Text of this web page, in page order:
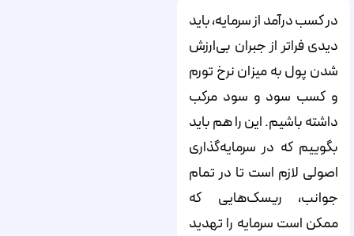
در کسب درآمد از سرمایه، باید
دیدی فراتر از جبران بی‌ارزش
شدن پول به میزان نرخ تورم
و کسب سود و سود مرکب
داشته باشیم. این را هم باید
بگوییم که در سرمایه‌گذاری
اصولی لازم است تا در تمام
جوانب، ریسک‌هایی که
ممکن است سرمایه را تهدید